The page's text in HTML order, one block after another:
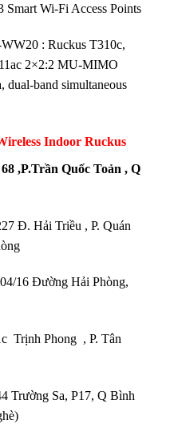
Wi-Fi Access Points
: Ruckus T310c,
2×2:2 MU-MIMO
dual-band simultaneous
Indoor Ruckus
68 ,P.Trần Quốc Toản , Q
Đ. Hải Triều , P. Quán
16 Đường Hải Phòng,
Trịnh Phong , P. Tân
Trường Sa, P17, Q Bình